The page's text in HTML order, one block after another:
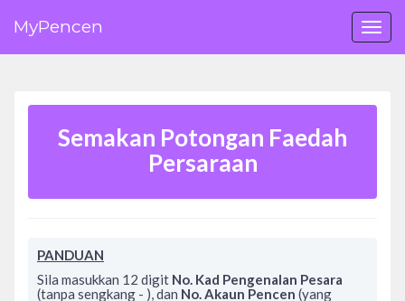
MyPencen
Semakan Potongan Faedah
Persaraan
PANDUAN
Sila masukkan 12 digit No. Kad Pengenalan Pesara
(tanpa sengkang - ), dan No. Akaun Pencen (yang